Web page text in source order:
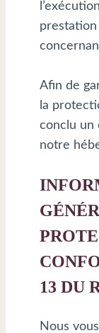
Afin de
la
conclu un
notre
13 DU
Nous